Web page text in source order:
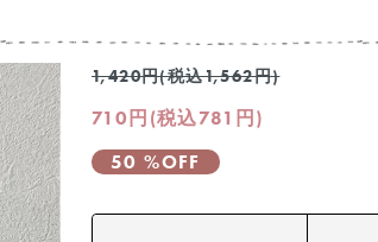
1,420円(税込1,562円)
710円(税込781円)
50 %OFF